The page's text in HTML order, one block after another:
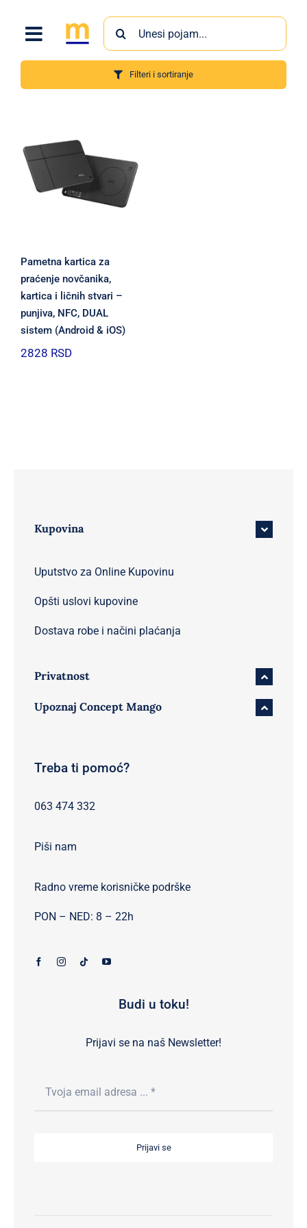
content
Search
for:
Filteri i sortiranje
Pametna kartica za
praćenje novčanika,
kartica i ličnih stvari –
punjiva, NFC, DUAL
sistem (Android & iOS)
2828 RSD
Budi u toku!
Prijavi se na naš Newsletter!
Prijavi se
Kupovina
Uputstvo za Online Kupovinu
Opšti uslovi kupovine
Dostava robe i načini plaćanja
Privatnost
Upoznaj Concept Mango
Treba ti pomoć?
063 474 332
Piši nam
Radno vreme korisničke podrške
PON – NED: 8 – 22h
Proizvodi